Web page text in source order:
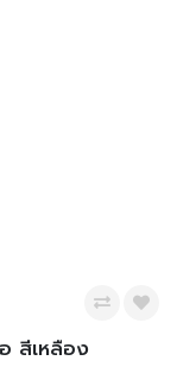
สีเหลือง